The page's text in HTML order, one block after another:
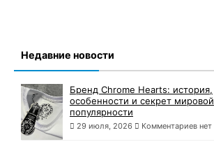
Недавние новости
Бренд Chrome Hearts: история,
особенности и секрет мировой
популярности
29 июля, 2026 Комментариев нет